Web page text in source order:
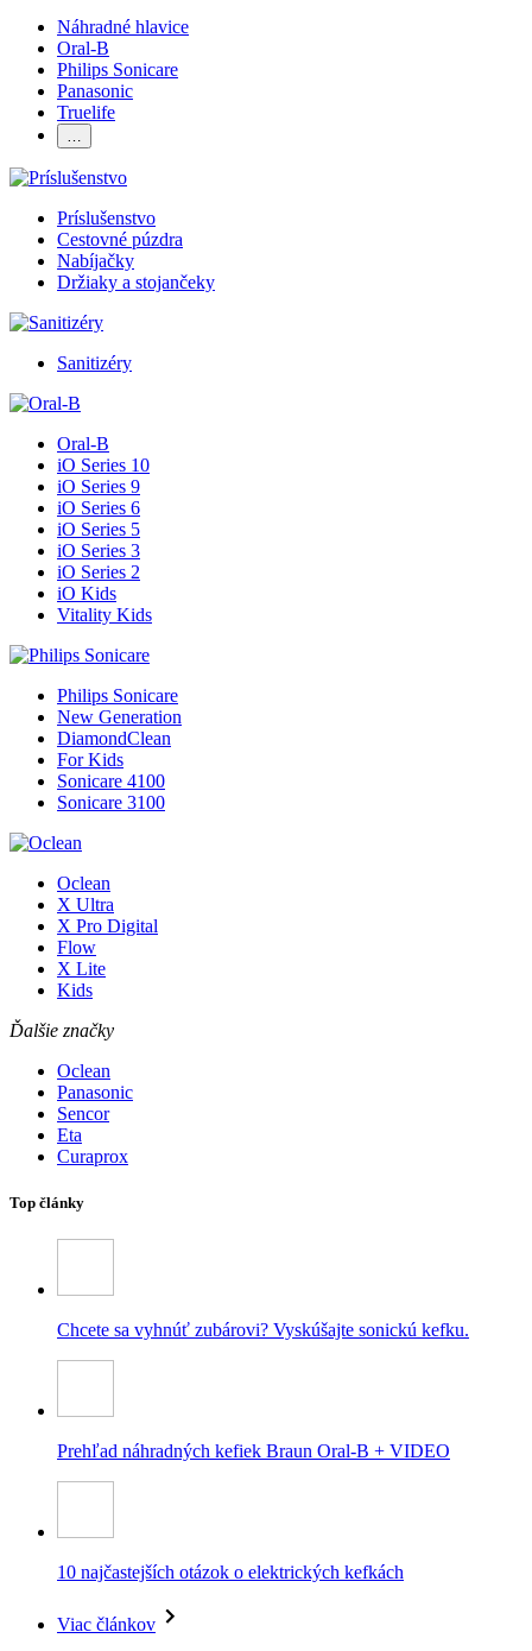
Náhradné hlavice
Oral-B
Philips Sonicare
Panasonic
Truelife
…
Príslušenstvo
Cestovné púzdra
Nabíjačky
Držiaky a stojančeky
Sanitizéry
Oral-B
iO Series 10
iO Series 9
iO Series 6
iO Series 5
iO Series 3
iO Series 2
iO Kids
Vitality Kids
Philips Sonicare
New Generation
DiamondClean
For Kids
Sonicare 4100
Sonicare 3100
Oclean
X Ultra
X Pro Digital
Flow
X Lite
Kids
Ďalšie značky
Oclean
Panasonic
Sencor
Eta
Curaprox
Top články
Chcete sa vyhnúť zubárovi? Vyskúšajte sonickú kefku.
Prehľad náhradných kefiek Braun Oral-B + VIDEO
10 najčastejších otázok o elektrických kefkách
Viac článkov